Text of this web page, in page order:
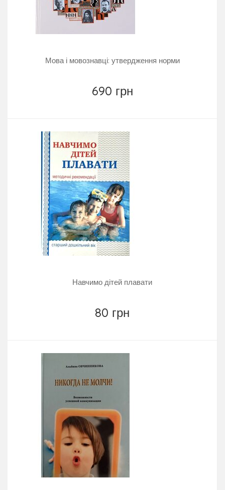
Мова і мовознавці: утвердження норми
690 грн
Навчимо дітей плавати
80 грн